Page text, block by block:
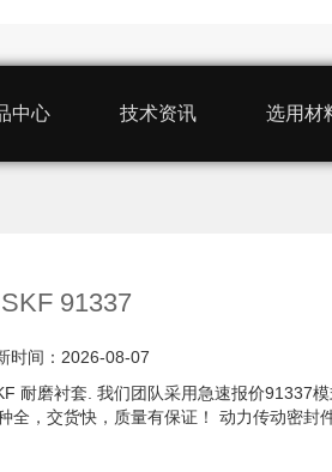
中心 技术资讯 选用材
SKF 91337
时间：2026-08-07
耐磨衬套. 我们团队采用急速报价91337
全，交货快，质量有保证！ 动力传动密封